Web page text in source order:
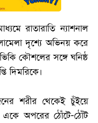
রাতারাতি ন্যাশনাল
দৃশ্যে অভিনয় করে
কৌশলের সঙ্গে ঘনিষ্ঠ
দিমরিকে।
শরীর থেকেই চুঁইয়ে
একে অপরের ঠোঁটে-ঠোঁট